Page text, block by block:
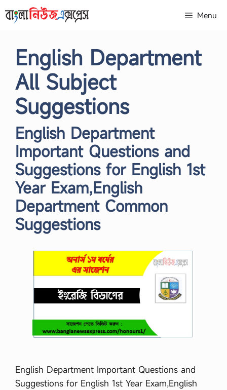
to
Menu
English Department
All Subject
Suggestions
English Department
Important Questions and
Suggestions for English 1st
Year Exam,English
Department Common
Suggestions
English Department Important Questions and
Suggestions for English 1st Year Exam,English